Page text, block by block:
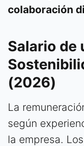
colaboración
Salario de
(2026)
La
según
la empresa.